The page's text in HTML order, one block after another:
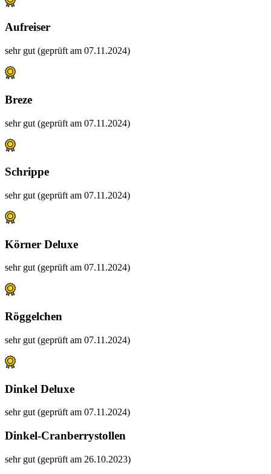
Aufreiser
sehr gut (geprüft am 07.11.2024)
Breze
sehr gut (geprüft am 07.11.2024)
Schrippe
sehr gut (geprüft am 07.11.2024)
Körner Deluxe
sehr gut (geprüft am 07.11.2024)
Röggelchen
sehr gut (geprüft am 07.11.2024)
Dinkel Deluxe
sehr gut (geprüft am 07.11.2024)
Dinkel-Cranberrystollen
sehr gut (geprüft am 26.10.2023)